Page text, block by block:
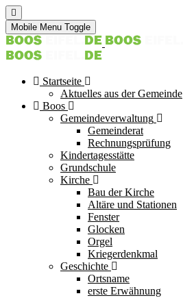
Mobile Menu Toggle
Startseite
Aktuelles aus der Gemeinde
Boos
Gemeindeverwaltung
Gemeinderat
Rechnungsprüfung
Kindertagesstätte
Grundschule
Kirche
Bau der Kirche
Altäre und Stationen
Fenster
Glocken
Orgel
Kriegerdenkmal
Geschichte
Ortsname
erste Erwähnung